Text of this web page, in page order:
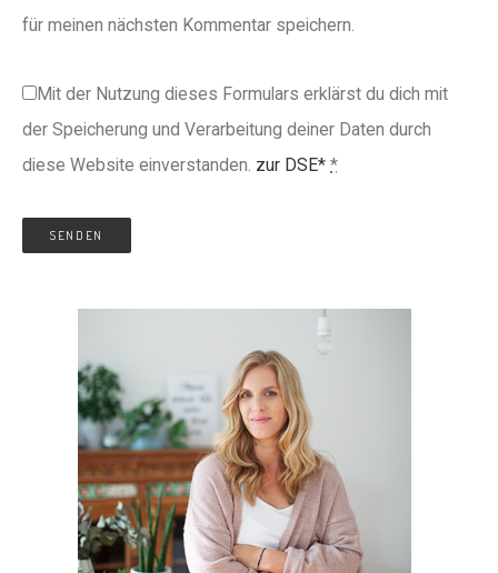
für meinen nächsten Kommentar speichern.
Mit der Nutzung dieses Formulars erklärst du dich mit
der Speicherung und Verarbeitung deiner Daten durch
diese Website einverstanden. zur DSE* *